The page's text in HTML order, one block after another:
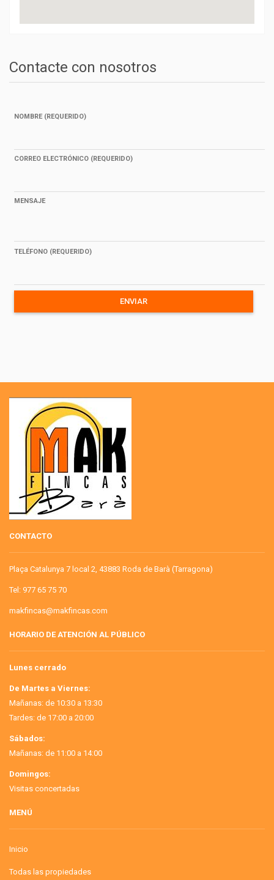
Contacte con nosotros
NOMBRE (REQUERIDO)
CORREO ELECTRÓNICO (REQUERIDO)
MENSAJE
TELÉFONO (REQUERIDO)
CONTACTO
Plaça Catalunya 7 local 2, 43883 Roda de Barà (Tarragona)
Tel: 977 65 75 70
makfincas@makfincas.com
HORARIO DE ATENCIÓN AL PÚBLICO
Lunes cerrado
De Martes a Viernes:
Mañanas: de 10:30 a 13:30
Tardes: de 17:00 a 20:00
Sábados:
Mañanas: de 11:00 a 14:00
Domingos:
Visitas concertadas
MENÚ
Inicio
Todas las propiedades